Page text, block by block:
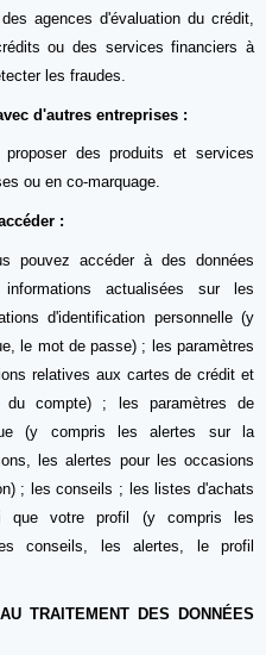
agences d'évaluation du crédit,
ou des services financiers à
les fraudes.
d'autres entreprises :
des produits et services
ou en co-marquage.
:
pouvez accéder à des données
actualisées sur les
d'identification personnelle (y
le mot de passe) ; les paramètres
relatives aux cartes de crédit et
du compte) ; les paramètres de
(y compris les alertes sur la
les alertes pour les occasions
; les conseils ; les listes d'achats
votre profil (y compris les
conseils, les alertes, le profil
TRAITEMENT DES DONNÉES